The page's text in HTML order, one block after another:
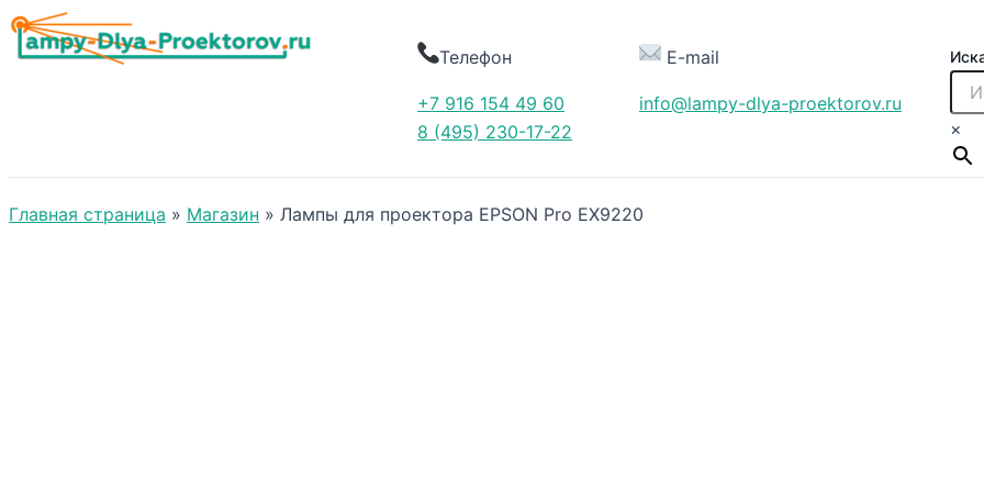
Телефон
+7 916 154 49 60
8 (495) 230-17-22
E-mail
info@lampy-dlya-proektorov.ru
×
Главная страница » Магазин » Лампы для проектора EPSON Pro EX9220